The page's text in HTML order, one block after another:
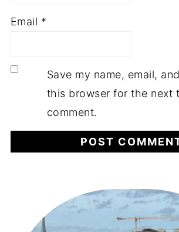
Email *
Save my name, email,
this browser for the next
comment.